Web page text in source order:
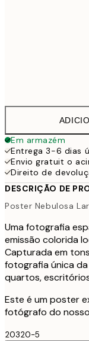
Em armazém
Entrega 3-6 dias
Envio gratuit o
Direito de
DESCRIÇÃO DE
Poster Nebulosa
Uma fotografia
emissão colorida
Capturada em
fotografia única
quartos,
Este é um poster
fotógrafo do
20320-5